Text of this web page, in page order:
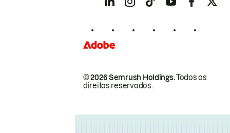
© 2026 Semrush Holdings.Todos os
direitos reservados.